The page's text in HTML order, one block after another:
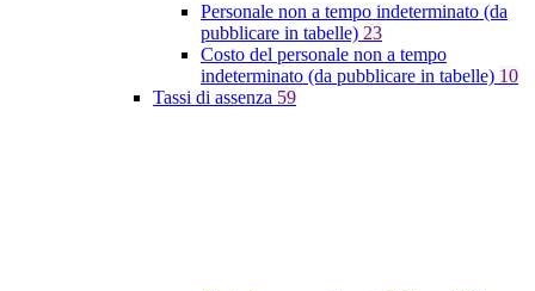
Personale non a tempo indeterminato (da
pubblicare in tabelle) 23
Costo del personale non a tempo
indeterminato (da pubblicare in tabelle) 10
Tassi di assenza 59